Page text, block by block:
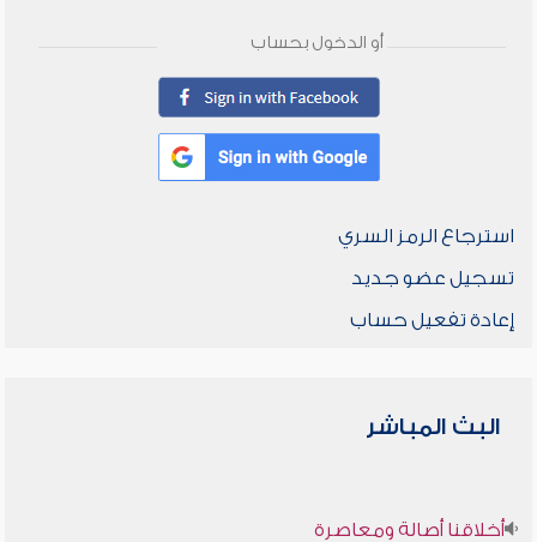
أو الدخول بحساب
استرجاع الرمز السري
تسجيل عضو جديد
إعادة تفعيل حساب
البث المباشر
أخلاقنا أصالة ومعاصرة